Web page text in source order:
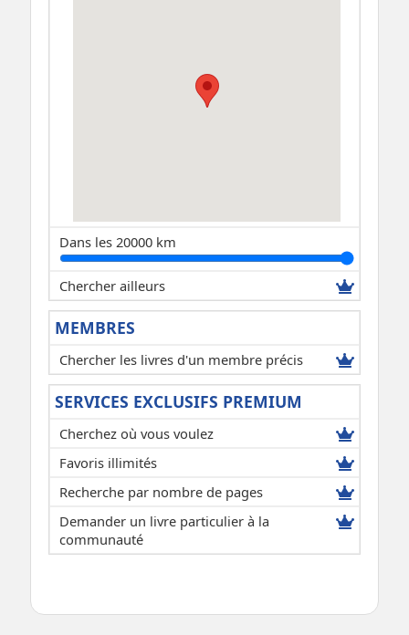
Dans les 20000 km
Chercher ailleurs
MEMBRES
Chercher les livres d'un membre précis
SERVICES EXCLUSIFS PREMIUM
Cherchez où vous voulez
Favoris illimités
Recherche par nombre de pages
Demander un livre particulier à la
communauté